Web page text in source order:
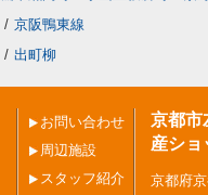
/ 京阪鴨東線
/ 出町柳
お問い合わせ
周辺施設
スタッフ紹介
京都市
産ショ
京都府